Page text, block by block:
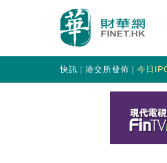
快訊 港交所發佈 今日